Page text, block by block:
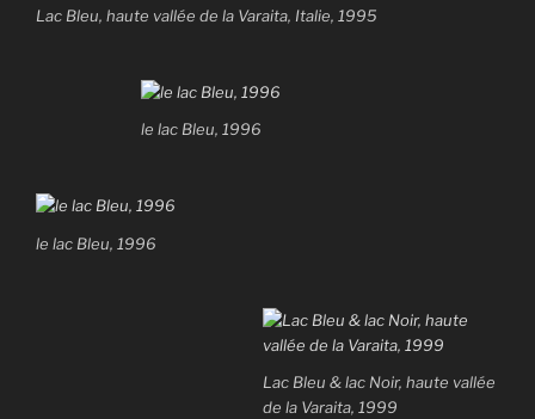
Lac Bleu, haute vallée de la Varaita, Italie, 1995
le lac Bleu, 1996
le lac Bleu, 1996
Lac Bleu & lac Noir, haute vallée
de la Varaita, 1999